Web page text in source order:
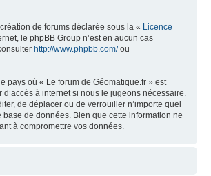
de forums déclarée sous la « Licence
le phpBB Group n’est en aucun cas
http://www.phpbb.com/ou
pays où « Le forum de Géomatique.fr » est
à internet si nous le jugeons nécessaire.
de déplacer ou de verrouiller n’importe quel
de données. Bien que cette information ne
à compromettre vos données.